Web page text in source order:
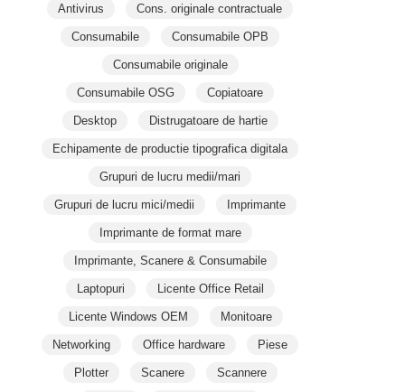
Antivirus Cons. originale contractuale
Consumabile Consumabile OPB
Consumabile originale
Consumabile OSG Copiatoare
Desktop Distrugatoare de hartie
Echipamente de productie tipografica digitala
Grupuri de lucru medii/mari
Grupuri de lucru mici/medii Imprimante
Imprimante de format mare
Imprimante, Scanere & Consumabile
Laptopuri Licente Office Retail
Licente Windows OEM Monitoare
Networking Office hardware Piese
Plotter Scanere Scannere